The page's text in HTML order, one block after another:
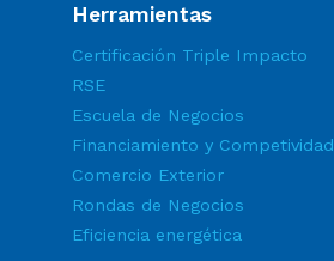
Herramientas
Certificación Triple Impacto
RSE
Escuela de Negocios
Financiamiento y Competividad
Comercio Exterior
Rondas de Negocios
Eficiencia energética